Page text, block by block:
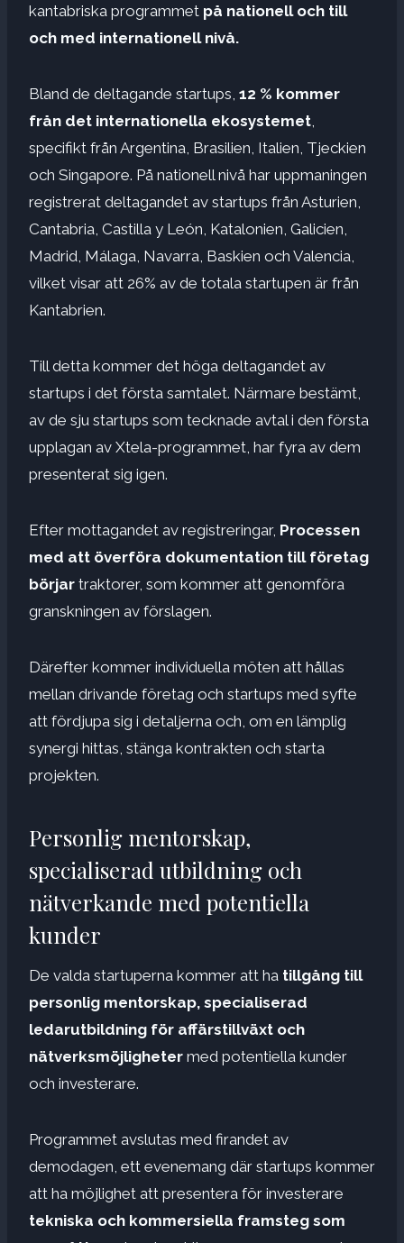
kantabriska programmet på nationell och till
och med internationell nivå.
Bland de deltagande startups, 12 % kommer
från det internationella ekosystemet
specifikt från Argentina, Brasilien, Italien, Tjeckien
och Singapore. På nationell nivå har uppmaningen
registrerat deltagandet av startups från Asturien,
Cantabria, Castilla y León, Katalonien, Galicien,
Madrid, Málaga, Navarra, Baskien och Valencia,
vilket visar att 26% av de totala startupen är från
Kantabrien.
Till detta kommer det höga deltagandet av
startups i det första samtalet. Närmare bestämt,
av de sju startups som tecknade avtal i den första
upplagan av Xtela-programmet, har fyra av dem
presenterat sig igen.
Efter mottagandet av registreringar, Processen
med att överföra dokumentation till företag
börjar traktorer, som kommer att genomföra
granskningen av förslagen.
Därefter kommer individuella möten att hållas
mellan drivande företag och startups med syfte
att fördjupa sig i detaljerna och, om en lämplig
synergi hittas, stänga kontrakten och starta
projekten.
Personlig mentorskap,
specialiserad utbildning och
nätverkande med potentiella
kunder
De valda startuperna kommer att ha tillgång till
personlig mentorskap, specialiserad
ledarutbildning för affärstillväxt och
nätverksmöjligheter med potentiella kunder
och investerare.
Programmet avslutas med firandet av
demodagen, ett evenemang där startups kommer
att ha möjlighet att presentera för investerare
tekniska och kommersiella framsteg som